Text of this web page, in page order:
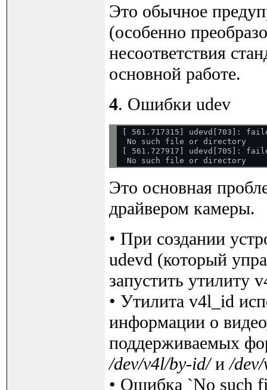
Это обычное
(особенно
несоответствия
основной работе.
4. Ошибки udev
[ 561.717315] udevd[703]:
No such file or directory
[ 561.727917] udevd[705]:
Это основная
драйвером камеры.
• При создании
udevd (который
запустить утилиту
• Утилита v4l_id
информации о
поддерживаемых
/dev/v4l/by-id/и/
• Ошибка `No such